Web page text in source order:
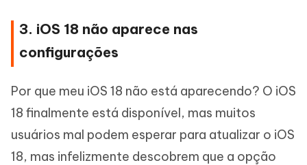
3. iOS 18 não aparece nas
configurações
Por que meu iOS 18 não está aparecendo? O iOS
18 finalmente está disponível, mas muitos
usuários mal podem esperar para atualizar o iOS
18, mas infelizmente descobrem que a opção